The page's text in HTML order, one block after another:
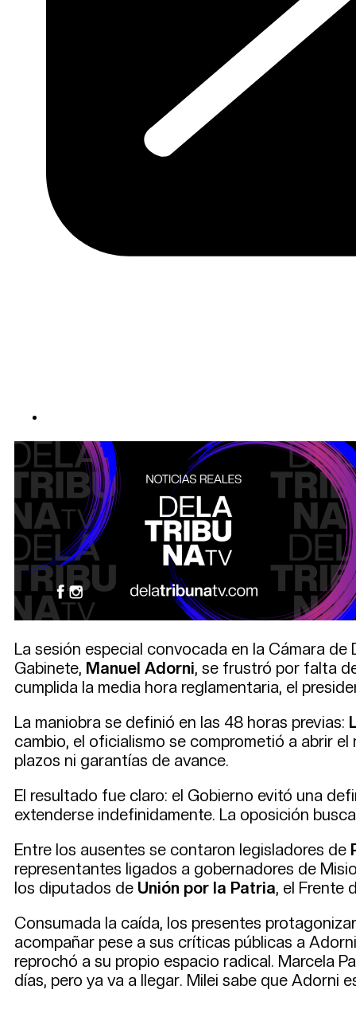
La sesión especial convocada en la Cámara
Gabinete, Manuel Adorni, se frustró por falta
cumplida la media hora reglamentaria, el
La maniobra se definió en las 48 horas previas:
cambio, el oficialismo se comprometió a abrir
plazos ni garantías de avance.
El resultado fue claro: el Gobierno evitó una
extenderse indefinidamente. La oposición
Entre los ausentes se contaron legisladores de
representantes ligados a gobernadores de
los diputados de Unión por la Patria, el Frente
Consumada la caída, los presentes
acompañar pese a sus críticas públicas a
reprochó a su propio espacio radical. Marcela
días, pero ya va a llegar. Milei sabe que Adorni